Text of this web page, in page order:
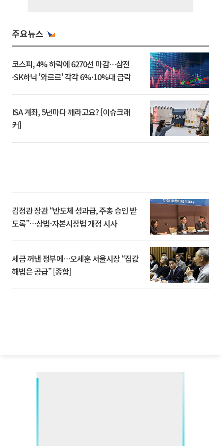
주요뉴스
코스피, 4% 하락에 6270선 마감…삼전
·SK하닉 '와르르' 각각 6%·10%대 급락
ISA 계좌, 5년마다 깨라고요? [이슈크래
커]
김정관 장관 “반도체 성과급, 주총 승인 받
도록”…상법·자본시장법 개정 시사
세금 꺼낸 정부에…오세훈 서울시장 “집값
해법은 공급” [종합]